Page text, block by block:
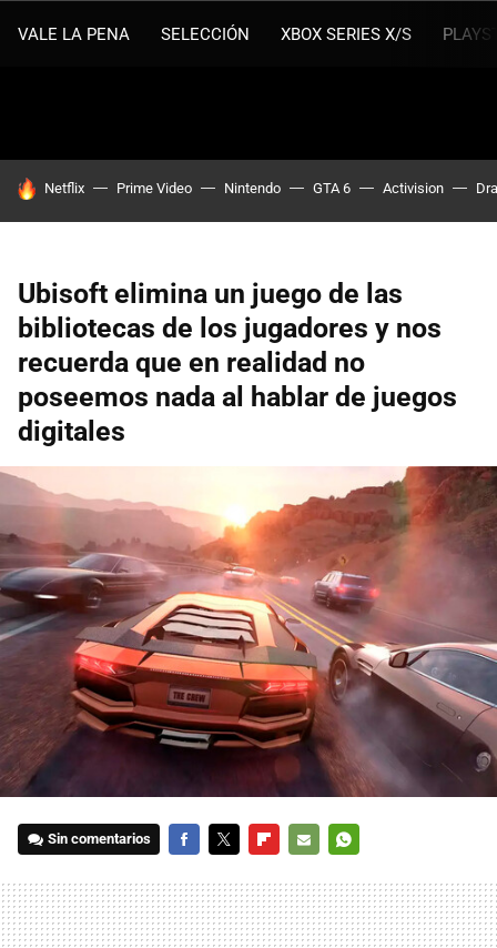
VALE LA PENA SELECCIÓN XBOX SERIES X/S
HOY SE HABLA DE
Netflix Prime Video Nintendo GTA 6 Activision
Ubisoft elimina un juego de las
bibliotecas de los jugadores y nos
recuerda que en realidad no
poseemos nada al hablar de juegos
digitales
Sin comentarios
MAIL